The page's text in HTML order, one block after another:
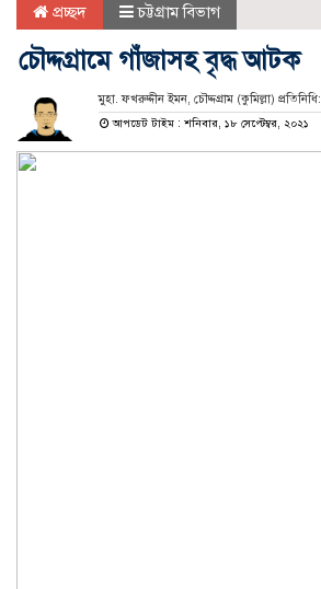
প্রচ্ছদ চট্টগ্রাম বিভাগ
চৌদ্দগ্রামে গাঁজাসহ বৃদ্ধ আটক
মুহা. ফখরুদ্দীন ইমন, চৌদ্দগ্রাম (কুমিল্লা) প্রতিনিধি:
আপডেট টাইম : শনিবার, ১৮ সেপ্টেম্বর, ২০২১